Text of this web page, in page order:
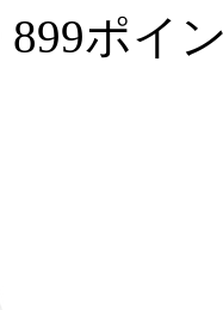
899ポイ